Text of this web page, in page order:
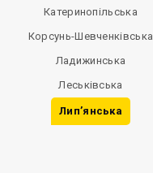
Катеринопільська
Корсунь-Шевченківська
Ладижинська
Леськівська
Лип’янська